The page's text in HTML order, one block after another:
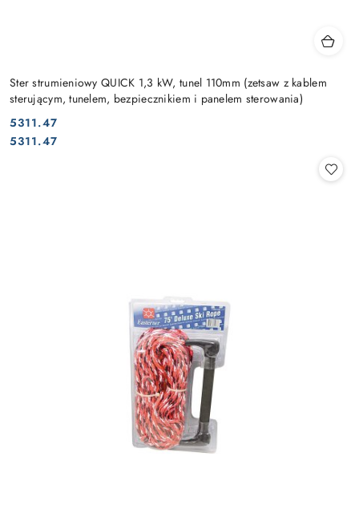
Ster strumieniowy QUICK 1,3 kW, tunel 110mm (zetsaw z kablem
sterującym, tunelem, bezpiecznikiem i panelem sterowania)
Cena:
5311.47
Cena:
5311.47